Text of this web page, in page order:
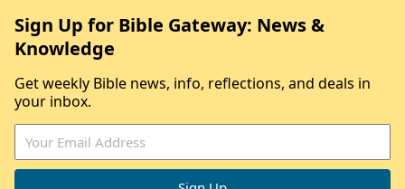
Sign Up for Bible Gateway: News &
Knowledge
Get weekly Bible news, info, reflections, and deals in
your inbox.